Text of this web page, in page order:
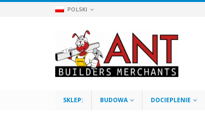
POLSKI
SKLEP: BUDOWA DOCIEPLENIE